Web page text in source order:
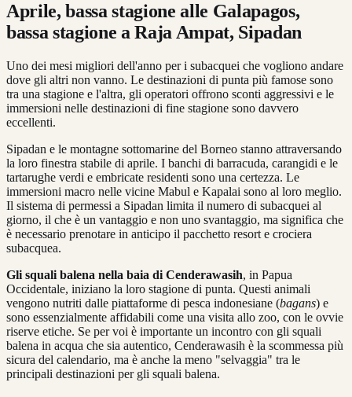
Aprile, bassa stagione alle Galapagos,
bassa stagione a Raja Ampat, Sipadan
Uno dei mesi migliori dell'anno per i subacquei che vogliono andare
dove gli altri non vanno. Le destinazioni di punta più famose sono
tra una stagione e l'altra, gli operatori offrono sconti aggressivi e le
immersioni nelle destinazioni di fine stagione sono davvero
eccellenti.
Sipadan e le montagne sottomarine del Borneo stanno attraversando
la loro finestra stabile di aprile. I banchi di barracuda, carangidi e le
tartarughe verdi e embricate residenti sono una certezza. Le
immersioni macro nelle vicine Mabul e Kapalai sono al loro meglio.
Il sistema di permessi a Sipadan limita il numero di subacquei al
giorno, il che è un vantaggio e non uno svantaggio, ma significa che
è necessario prenotare in anticipo il pacchetto resort e crociera
subacquea.
Gli squali balena nella baia di Cenderawasih, in Papua
Occidentale, iniziano la loro stagione di punta. Questi animali
vengono nutriti dalle piattaforme di pesca indonesiane (bagans) e
sono essenzialmente affidabili come una visita allo zoo, con le ovvie
riserve etiche. Se per voi è importante un incontro con gli squali
balena in acqua che sia autentico, Cenderawasih è la scommessa più
sicura del calendario, ma è anche la meno "selvaggia" tra le
principali destinazioni per gli squali balena.